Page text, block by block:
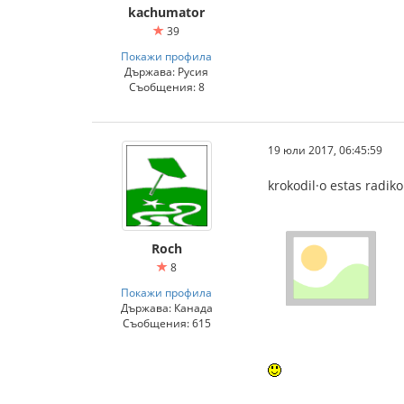
kachumator
39
Покажи профила
Държава: Русия
Съобщения: 8
Roch
8
Покажи профила
Държава: Канада
Съобщения: 615
19 юли 2017, 06:45:59
krokodil·o estas